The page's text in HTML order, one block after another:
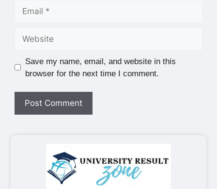
Save my name, email, and website in this
browser for the next time I comment.